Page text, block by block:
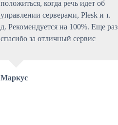
положиться, когда речь идет об
управлении серверами, Plesk и т.
д. Рекомендуется на 100%. Еще раз
спасибо за отличный сервис
Маркус